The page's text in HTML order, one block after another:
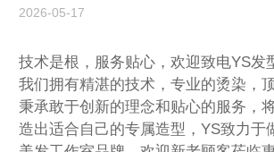
2026-05-17
技术是根，服务贴心，欢迎致电YS发
我们拥有精湛的技术，专业的烫染，
秉承敢于创新的理念和贴心的服务，
造出适合自己的专属造型，YS致力于